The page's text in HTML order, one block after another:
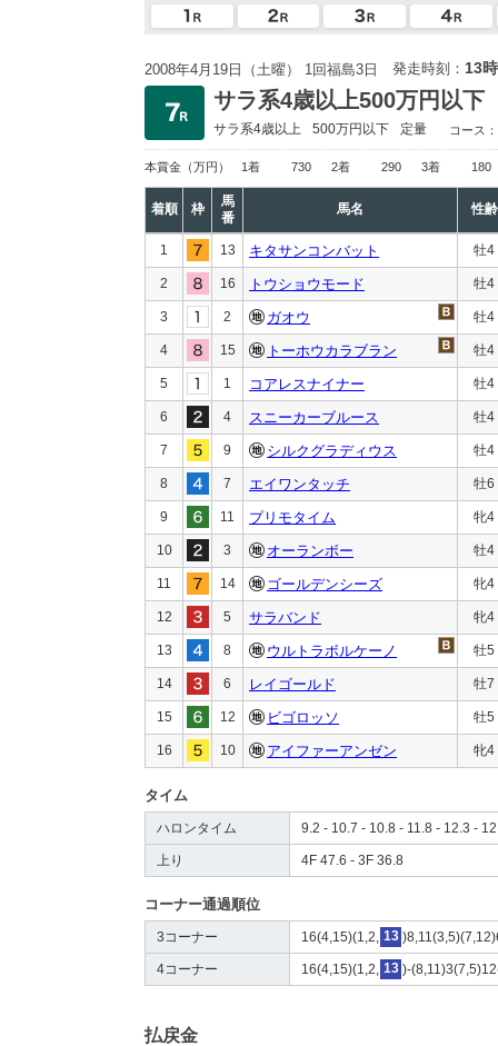
2008年4月19日（土曜） 1回福島3日 発走時刻： 13
サラ系4歳以上500万円以下
サラ系4歳以上 500万円以下 定量 コース：
本賞金 （万円） 1着 730 2着 290 3着 180
着順 枠
馬
番
馬名 性齢
1 13 キタサンコンバット 牡4
2 16 トウショウモード 牡4
3 2 ガオウ 牡4
4 15 トーホウカラブラン 牡4
5 1 コアレスナイナー 牡4
6 4 スニーカーブルース 牡4
7 9 シルクグラディウス 牡4
8 7 エイワンタッチ 牡6
9 11 プリモタイム 牝4
10 3 オーランボー 牡4
11 14 ゴールデンシーズ 牝4
12 5 サラバンド 牝4
13 8 ウルトラボルケーノ 牡5
14 6 レイゴールド 牡7
15 12 ビゴロッソ 牡5
16 10 アイファーアンゼン 牝4
タイム
ハロンタイム 9.2 - 10.7 - 10.8 - 11.8 - 12.3 -
上り 4F 47.6 - 3F 36.8
コーナー通過順位
3コーナー 16(4,15)(1,2, 13
4コーナー 16(4,15)(1,2, 13 )-
払戻金